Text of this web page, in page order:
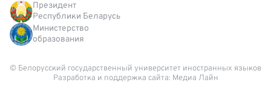
Президент
Республики Беларусь
Министерство
образования
© Белорусский государственный университет иностранных языков
Разработка и поддержка сайта: Медиа Лайн